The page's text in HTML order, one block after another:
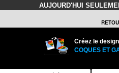
AUJOURD'HUI
Créez le
COQUES ET